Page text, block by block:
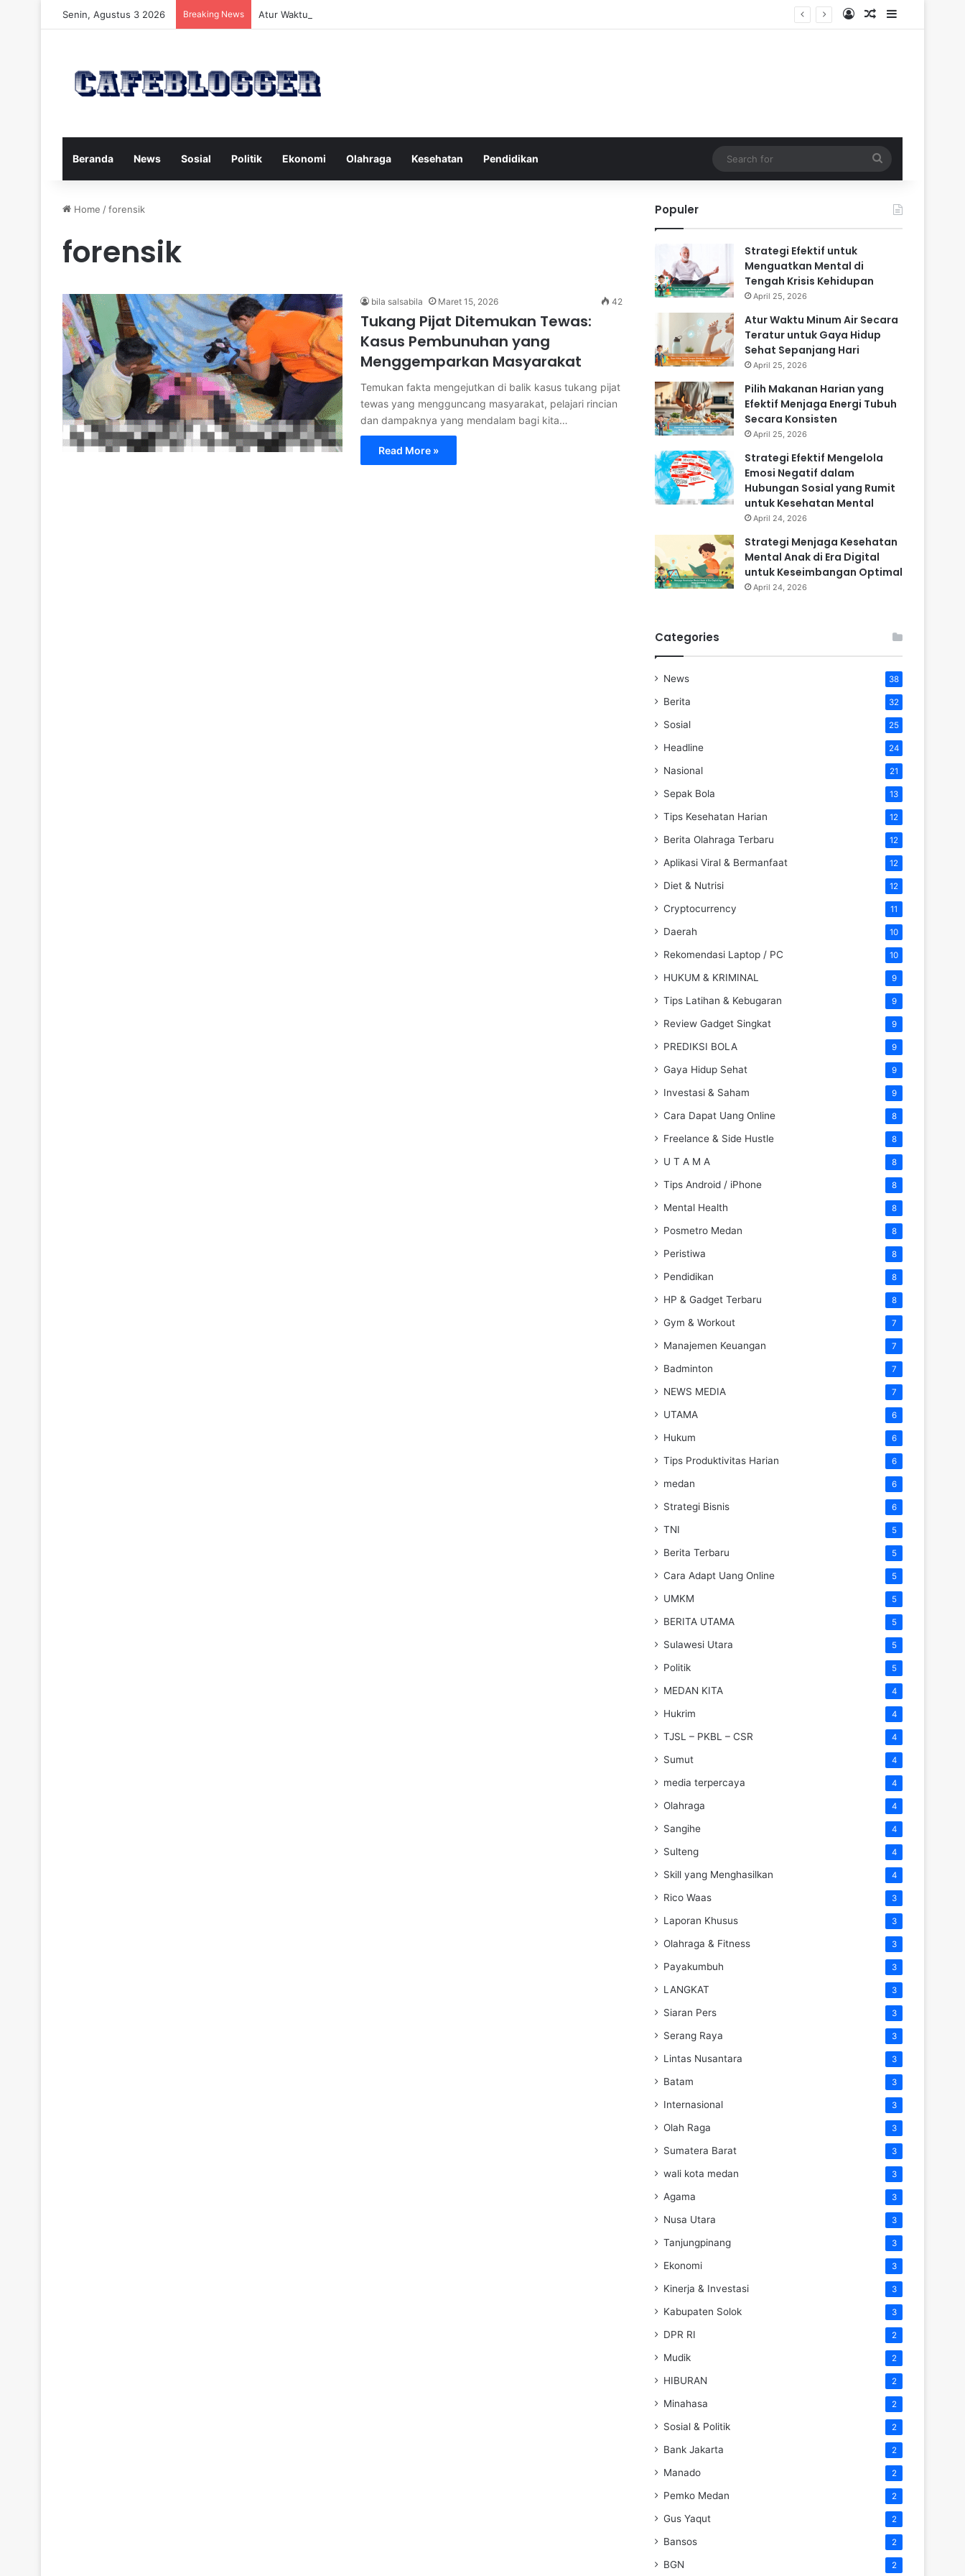
Senin, Agustus 3 2026 Breaking News Atur Waktu Minum Air Secara Teratur untuk Gaya Hidup Sehat Sepanjang Hari Log InRandom Article
Sidebar
Beranda News Sosial Politik Ekonomi Olahraga Kesehatan Pendidikan
for
Home /forensik
forensik
bila salsabila Maret 15, 2026 42
Tukang Pijat Ditemukan Tewas:
Kasus Pembunuhan yang
Menggemparkan Masyarakat
Temukan fakta mengejutkan di balik kasus tukang pijat
tewas yang mengguncang masyarakat, pelajari rincian
dan dampaknya yang mendalam bagi kita…
Read More »
Populer
Strategi Efektif untuk
Menguatkan Mental di
Tengah Krisis Kehidupan
April 25, 2026
Atur Waktu Minum Air Secara
Teratur untuk Gaya Hidup
Sehat Sepanjang Hari
April 25, 2026
Pilih Makanan Harian yang
Efektif Menjaga Energi Tubuh
Secara Konsisten
April 25, 2026
Strategi Efektif Mengelola
Emosi Negatif dalam
Hubungan Sosial yang Rumit
untuk Kesehatan Mental
April 24, 2026
Strategi Menjaga Kesehatan
Mental Anak di Era Digital
untuk Keseimbangan Optimal
April 24, 2026
Categories
News 38
Berita 32
Sosial 25
Headline 24
Nasional 21
Sepak Bola 13
Tips Kesehatan Harian 12
Berita Olahraga Terbaru 12
Aplikasi Viral & Bermanfaat 12
Diet & Nutrisi 12
Cryptocurrency 11
Daerah 10
Rekomendasi Laptop / PC 10
HUKUM & KRIMINAL 9
Tips Latihan & Kebugaran 9
Review Gadget Singkat 9
PREDIKSI BOLA 9
Gaya Hidup Sehat 9
Investasi & Saham 9
Cara Dapat Uang Online 8
Freelance & Side Hustle 8
U T A M A 8
Tips Android / iPhone 8
Mental Health 8
Posmetro Medan 8
Peristiwa 8
Pendidikan 8
HP & Gadget Terbaru 8
Gym & Workout 7
Manajemen Keuangan 7
Badminton 7
NEWS MEDIA 7
UTAMA 6
Hukum 6
Tips Produktivitas Harian 6
medan 6
Strategi Bisnis 6
TNI 5
Berita Terbaru 5
Cara Adapt Uang Online 5
UMKM 5
BERITA UTAMA 5
Sulawesi Utara 5
Politik 5
MEDAN KITA 4
Hukrim 4
TJSL – PKBL – CSR 4
Sumut 4
media terpercaya 4
Olahraga 4
Sangihe 4
Sulteng 4
Skill yang Menghasilkan 4
Rico Waas 3
Laporan Khusus 3
Olahraga & Fitness 3
Payakumbuh 3
LANGKAT 3
Siaran Pers 3
Serang Raya 3
Lintas Nusantara 3
Batam 3
Internasional 3
Olah Raga 3
Sumatera Barat 3
wali kota medan 3
Agama 3
Nusa Utara 3
Tanjungpinang 3
Ekonomi 3
Kinerja & Investasi 3
Kabupaten Solok 3
DPR RI 2
Mudik 2
HIBURAN 2
Minahasa 2
Sosial & Politik 2
Bank Jakarta 2
Manado 2
Pemko Medan 2
Gus Yaqut 2
Bansos 2
BGN 2